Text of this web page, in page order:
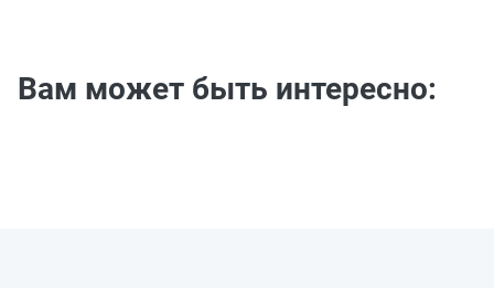
Вам может быть интересно: